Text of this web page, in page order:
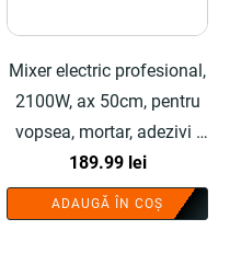
Mixer electric profesional,
2100W, ax 50cm, pentru
vopsea, mortar, adezivi -
COBI SMART®
189.99 lei
ADAUGĂ ÎN COȘ